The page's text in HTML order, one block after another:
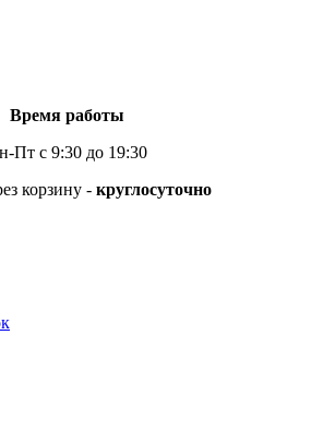
Время работы
Пт с 9:30 до 19:30
корзину - круглосуточно